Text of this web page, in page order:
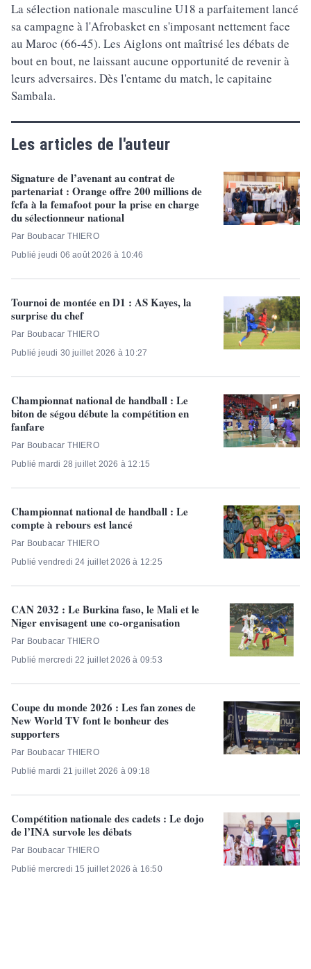
La sélection nationale masculine U18 a parfaitement lancé
sa campagne à l'Afrobasket en s'imposant nettement face
au Maroc (66-45). Les Aiglons ont maîtrisé les débats de
bout en bout, ne laissant aucune opportunité de revenir à
leurs adversaires. Dès l'entame du match, le capitaine
Sambala.
Les articles de l'auteur
Signature de l’avenant au contrat de
partenariat : Orange offre 200 millions de
fcfa à la femafoot pour la prise en charge
du sélectionneur national
Par Boubacar THIERO
Publié jeudi 06 août 2026 à 10:46
Tournoi de montée en D1 : AS Kayes, la
surprise du chef
Par Boubacar THIERO
Publié jeudi 30 juillet 2026 à 10:27
Championnat national de handball : Le
biton de ségou débute la compétition en
fanfare
Par Boubacar THIERO
Publié mardi 28 juillet 2026 à 12:15
Championnat national de handball : Le
compte à rebours est lancé
Par Boubacar THIERO
Publié vendredi 24 juillet 2026 à 12:25
CAN 2032 : Le Burkina faso, le Mali et le
Niger envisagent une co-organisation
Par Boubacar THIERO
Publié mercredi 22 juillet 2026 à 09:53
Coupe du monde 2026 : Les fan zones de
New World TV font le bonheur des
supporters
Par Boubacar THIERO
Publié mardi 21 juillet 2026 à 09:18
Compétition nationale des cadets : Le dojo
de l’INA survole les débats
Par Boubacar THIERO
Publié mercredi 15 juillet 2026 à 16:50